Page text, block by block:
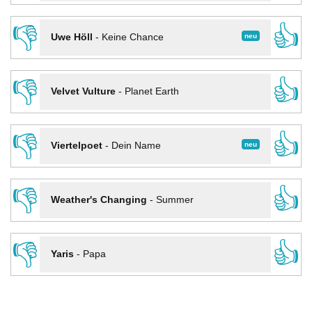
👎
neu
Uwe Höll - Keine Chance
👍
👎
Velvet Vulture- Planet Earth
👍
👎
neu
Viertelpoet- Dein Name
👍
👎
Weather's Changing - Summer
👍
👎
Yaris- Papa 👍